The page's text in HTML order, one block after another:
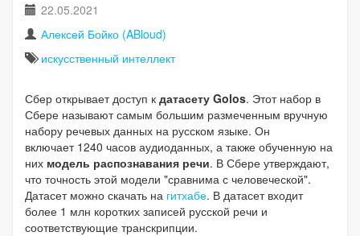
22.05.2021
Алексей Бойко (ABloud)
искусственный интеллект
Сбер открывает доступ к датасету Golos. Этот набор в
Сбере называют самым большим размеченным вручную
набору речевых данных на русском языке. Он
включает 1240 часов аудиоданных, а также обученную на
них модель распознавания речи. В Сбере утверждают,
что точность этой модели "сравнима с человеческой".
Датасет можно скачать на гитхабе. В датасет входит
более 1 млн коротких записей русской речи и
соответствующие транскрипции.